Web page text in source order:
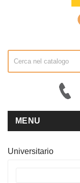
MENU
Universitario